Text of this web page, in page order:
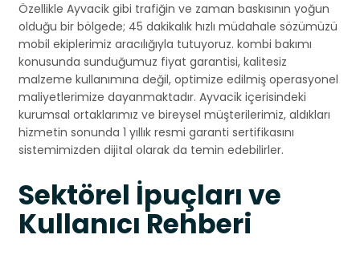
Özellikle Ayvacik gibi trafiğin ve zaman baskısının yoğun
olduğu bir bölgede; 45 dakikalık hızlı müdahale sözümüzü
mobil ekiplerimiz aracılığıyla tutuyoruz. kombi bakımı
konusunda sunduğumuz fiyat garantisi, kalitesiz
malzeme kullanımına değil, optimize edilmiş operasyonel
maliyetlerimize dayanmaktadır. Ayvacik içerisindeki
kurumsal ortaklarımız ve bireysel müşterilerimiz, aldıkları
hizmetin sonunda 1 yıllık resmi garanti sertifikasını
sistemimizden dijital olarak da temin edebilirler.
Sektörel İpuçları ve
Kullanıcı Rehberi